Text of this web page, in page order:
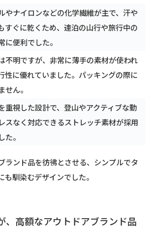
やナイロンなどの化学繊維が主で、汗や
すぐに乾くため、連泊の山行や旅行中の
に便利でした。
不明ですが、非常に薄手の素材が使われ
性に優れていました。パッキングの際に
せん。
重視した設計で、登山やアクティブな動
スなく対応できるストレッチ素材が採用
た。
ランド品を彷彿とさせる、シンプルでタ
も馴染むデザインでした。
、高額なアウトドアブランド品